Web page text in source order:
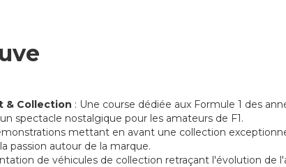
& Collection : Une course dédiée aux Formule 1 des
spectacle nostalgique pour les amateurs de F1.
mettant en avant une collection
passion autour de la marque.
de véhicules de collection retraçant l'évolution de